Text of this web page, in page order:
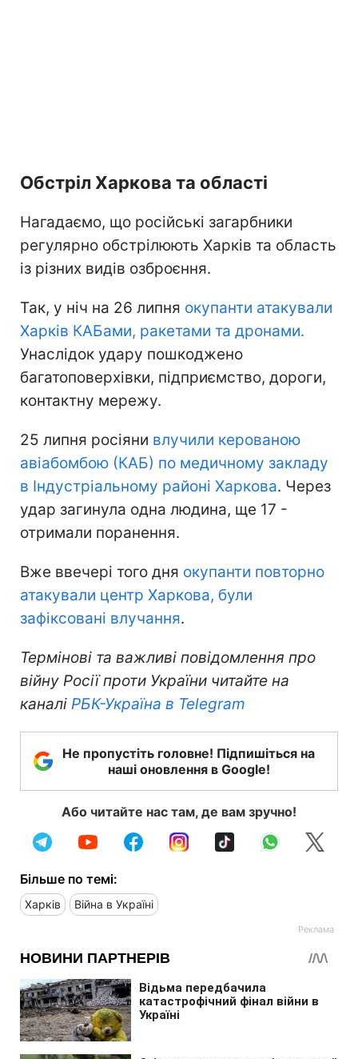
Обстріл Харкова та області
Нагадаємо, що російські загарбники
регулярно обстрілюють Харків та область
із різних видів озброєння.
Так, у ніч на 26 липня окупанти атакували
Харків КАБами, ракетами та дронами.
Унаслідок удару пошкоджено
багатоповерхівки, підприємство, дороги,
контактну мережу.
25 липня росіяни влучили керованою
авіабомбою (КАБ) по медичному закладу
в Індустріальному районі Харкова. Через
удар загинула одна людина, ще 17 -
отримали поранення.
Вже ввечері того дня окупанти повторно
атакували центр Харкова, були
зафіксовані влучання.
Термінові та важливі повідомлення про
війну Росії проти України читайте на
каналі РБК-Україна в Telegram
Не пропустіть головне! Підпишіться на
наші оновлення в Google!
Або читайте нас там, де вам зручно!
Більше по темі:
Харків Війна в Україні